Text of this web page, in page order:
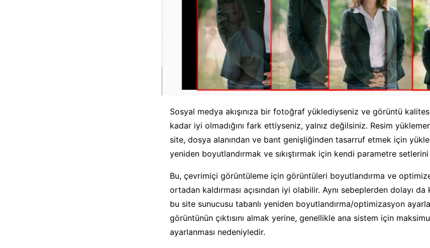
Sosyal medya akışınıza bir fotoğraf yüklediyseniz ve görüntü
kadar iyi olmadığını fark ettiyseniz, yalnız değilsiniz. Resim
site, dosya alanından ve bant genişliğinden tasarruf etmek için
yeniden boyutlandırmak ve sıkıştırmak için kendi parametre setlerini
Bu, çevrimiçi görüntüleme için görüntüleri boyutlandırma ve
ortadan kaldırması açısından iyi olabilir. Aynı sebeplerden dolayı
bu site sunucusu tabanlı yeniden boyutlandırma/optimizasyon
görüntünün çıktısını almak yerine, genellikle ana sistem için
ayarlanması nedeniyledir.